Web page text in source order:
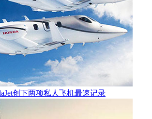
创下两项私人飞机最速记录